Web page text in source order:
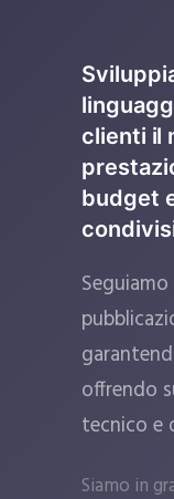
clienti il
budget
offrendo
tecnico e
Siamo in